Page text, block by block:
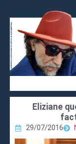
Eliziane
29/07/2016